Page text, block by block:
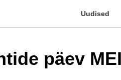
Uudised
päev